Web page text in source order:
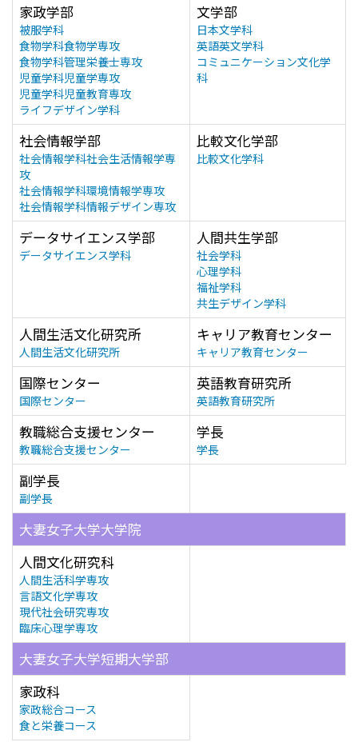
家政学部
被服学科
食物学科食物学専攻
食物学科管理栄養士専攻
児童学科児童学専攻
児童学科児童教育専攻
ライフデザイン学科
文学部
日本文学科
英語英文学科
コミュニケーション文化学
科
社会情報学部
社会情報学科社会生活情報学専
攻
社会情報学科環境情報学専攻
社会情報学科情報デザイン専攻
比較文化学部
比較文化学科
データサイエンス学部
データサイエンス学科
人間共生学部
社会学科
心理学科
福祉学科
共生デザイン学科
人間生活文化研究所
人間生活文化研究所
キャリア教育センター
キャリア教育センター
国際センター
国際センター
英語教育研究所
英語教育研究所
教職総合支援センター
教職総合支援センター
学長
学長
副学長
副学長
大妻女子大学大学院
人間文化研究科
人間生活科学専攻
言語文化学専攻
現代社会研究専攻
臨床心理学専攻
大妻女子大学短期大学部
家政科
家政総合コース
食と栄養コース